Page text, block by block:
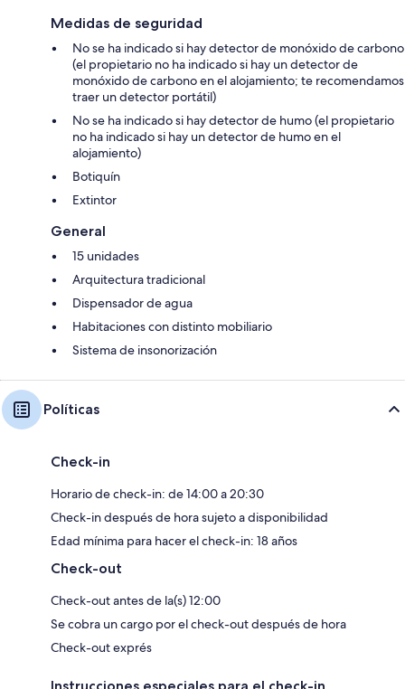
Medidas de seguridad
No se ha indicado si hay detector de monóxido de carbono
(el propietario no ha indicado si hay un detector de
monóxido de carbono en el alojamiento; te recomendamos
traer un detector portátil)
No se ha indicado si hay detector de humo (el propietario
no ha indicado si hay un detector de humo en el
alojamiento)
Botiquín
Extintor
General
15 unidades
Arquitectura tradicional
Dispensador de agua
Habitaciones con distinto mobiliario
Sistema de insonorización
Políticas
Check-in
Horario de check-in: de 14:00 a 20:30
Check-in después de hora sujeto a disponibilidad
Edad mínima para hacer el check-in: 18 años
Check-out
Check-out antes de la(s) 12:00
Se cobra un cargo por el check-out después de hora
Check-out exprés